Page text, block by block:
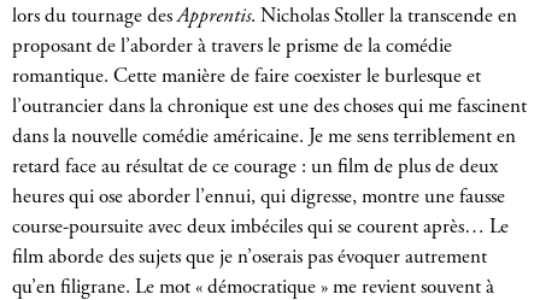
lors du tournage desApprentis. Nicholas Stoller la transcende en
proposant de l’aborder à travers le prisme de la comédie
romantique. Cette manière de faire coexister le burlesque et
l’outrancier dans la chronique est une des choses qui me fascinent
dans la nouvelle comédie américaine. Je me sens terriblement en
retard face au résultat de ce courage : un film de plus de deux
heures qui ose aborder l’ennui, qui digresse, montre une fausse
course-poursuite avec deux imbéciles qui se courent après… Le
film aborde des sujets que je n’oserais pas évoquer autrement
qu’en filigrane. Le mot « démocratique » me revient souvent à